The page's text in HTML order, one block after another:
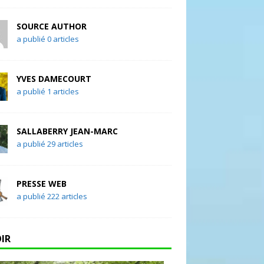
SOURCE AUTHOR
a publié 0 articles
YVES DAMECOURT
a publié 1 articles
SALLABERRY JEAN-MARC
a publié 29 articles
PRESSE WEB
a publié 222 articles